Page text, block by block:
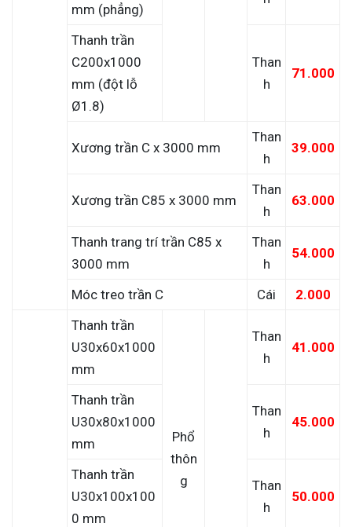
mm (phẳng)
Thanh trần
C200x1000
mm (đột lỗ
Ø1.8)
Than
h
71.000
Xương trần C x 3000 mm
Than
h
39.000
Xương trần C85 x 3000 mm
Than
h
63.000
Thanh trang trí trần C85 x
3000 mm
Than
h
54.000
Móc treo trần C Cái 2.000
Thanh trần
U30x60x1000
mm
Phổ
thôn
g
Than
h
41.000
Thanh trần
U30x80x1000
mm
Than
h
45.000
Thanh trần
U30x100x100
0 mm
Than
h
50.000